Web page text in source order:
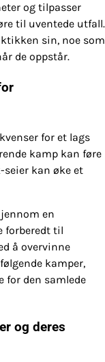
og tilpasser
til uventede utfall.
sin, noe som
de oppstår.
for et lags
kamp kan føre
kan øke et
en
forberedt til
å overvinne
kamper,
for den samlede
og deres